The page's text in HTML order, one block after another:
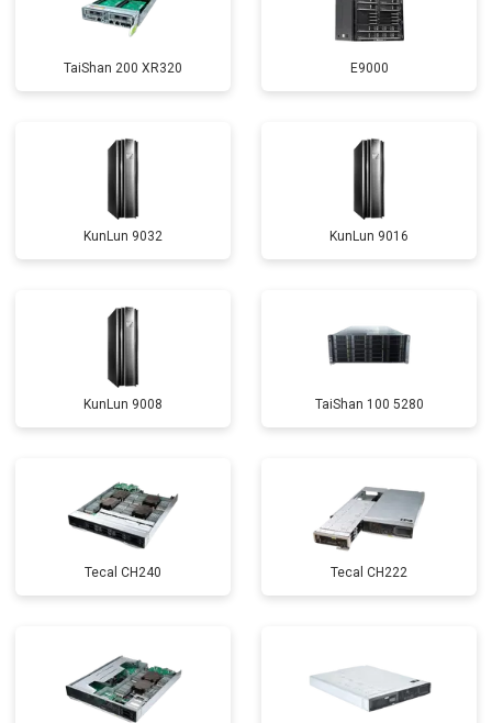
TaiShan 200 XR320 E9000
KunLun 9032 KunLun 9016
KunLun 9008 TaiShan 100 5280
Tecal CH240 Tecal CH222